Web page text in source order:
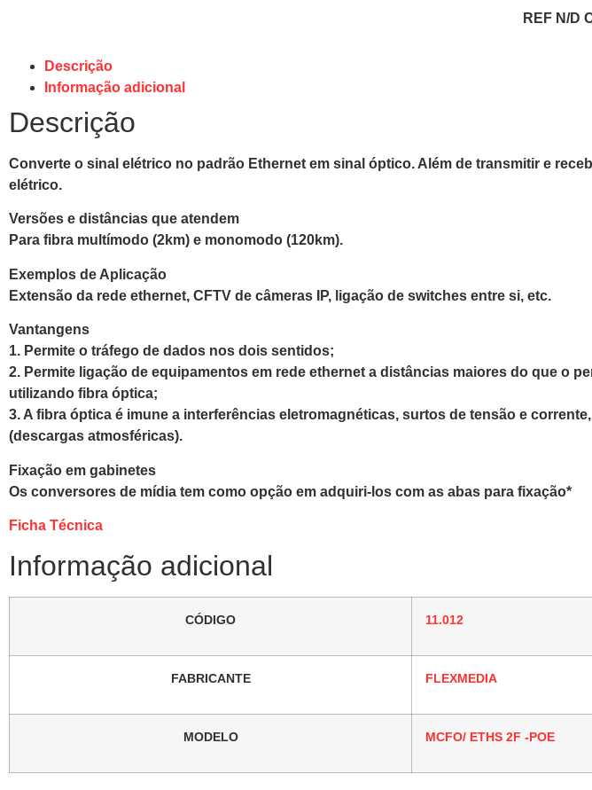
REF N/D
Descrição
Informação adicional
Descrição
Converte o sinal elétrico no padrão Ethernet em sinal óptico. Além de transmitir e
elétrico.
Versões e distâncias que atendem
Para fibra multímodo (2km) e monomodo (120km).
Exemplos de Aplicação
Extensão da rede ethernet, CFTV de câmeras IP, ligação de switches entre si, etc.
Vantangens
1. Permite o tráfego de dados nos dois sentidos;
2. Permite ligação de equipamentos em rede ethernet a distâncias maiores do que o
utilizando fibra óptica;
3. A fibra óptica é imune a interferências eletromagnéticas, surtos de tensão e
(descargas atmosféricas).
Fixação em gabinetes
Os conversores de mídia tem como opção em adquiri-los com as abas para fixação*
Ficha Técnica
Informação adicional
CÓDIGO 11.012
FABRICANTE FLEXMEDIA
MODELO MCFO/ ETHS 2F -POE